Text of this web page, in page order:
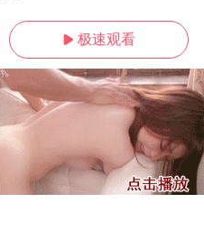
 极速观看